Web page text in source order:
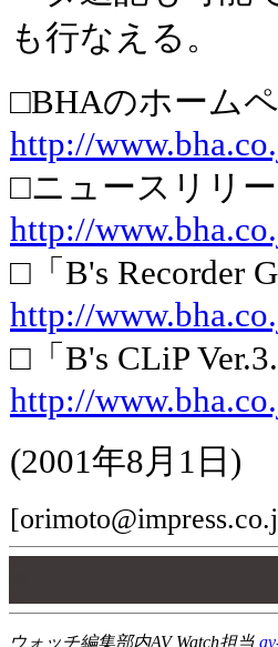
も行なえる。
□BHAのホーム
http://
□ニュースリリ
http://
□「B's Recorder
http://
□「B's CLiP
http://
(2001年8月1日)
ウォッチ編集部内AV Watch担当